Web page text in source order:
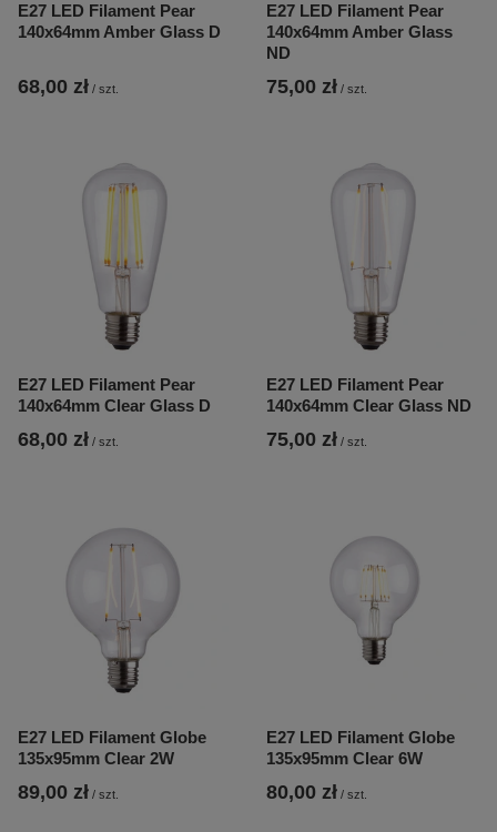
E27 LED Filament Pear
140x64mm Amber Glass D
68,00 zł / szt.
E27 LED Filament Pear
140x64mm Amber Glass
ND
75,00 zł / szt.
E27 LED Filament Pear
140x64mm Clear Glass D
68,00 zł / szt.
E27 LED Filament Pear
140x64mm Clear Glass ND
75,00 zł / szt.
E27 LED Filament Globe
135x95mm Clear 2W
89,00 zł / szt.
E27 LED Filament Globe
135x95mm Clear 6W
80,00 zł / szt.